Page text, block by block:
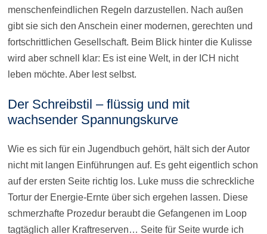
menschenfeindlichen Regeln darzustellen. Nach außen
gibt sie sich den Anschein einer modernen, gerechten und
fortschrittlichen Gesellschaft. Beim Blick hinter die Kulisse
wird aber schnell klar: Es ist eine Welt, in der ICH nicht
leben möchte. Aber lest selbst.
Der Schreibstil – flüssig und mit
wachsender Spannungskurve
Wie es sich für ein Jugendbuch gehört, hält sich der Autor
nicht mit langen Einführungen auf. Es geht eigentlich schon
auf der ersten Seite richtig los. Luke muss die schreckliche
Tortur der Energie-Ernte über sich ergehen lassen. Diese
schmerzhafte Prozedur beraubt die Gefangenen im Loop
tagtäglich aller Kraftreserven… Seite für Seite wurde ich